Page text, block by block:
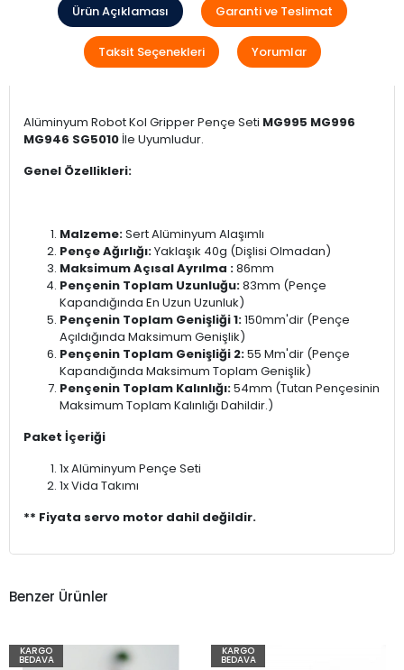
Ürün Açıklaması Garanti ve Teslimat
Taksit Seçenekleri Yorumlar
Alüminyum Robot Kol Gripper Pençe Seti MG995 MG996
MG946 SG5010 İle Uyumludur.
Genel Özellikleri:
Malzeme:Sert Alüminyum Alaşımlı
Pençe Ağırlığı:Yaklaşık 40g (Dişlisi Olmadan)
Maksimum Açısal Ayrılma :86mm
Pençenin Toplam Uzunluğu:83mm (Pençe
Kapandığında En Uzun Uzunluk)
Pençenin Toplam Genişliği 1:150mm'dir (Pençe
Açıldığında Maksimum Genişlik)
Pençenin Toplam Genişliği 2:55 Mm'dir (Pençe
Kapandığında Maksimum Toplam Genişlik)
Pençenin Toplam Kalınlığı:54mm (Tutan Pençesinin
Maksimum Toplam Kalınlığı Dahildir.)
Paket İçeriği
1x Alüminyum Pençe Seti
1x Vida Takımı
** Fiyata servo motor dahil değildir.
Benzer Ürünler
KARGO
BEDAVA
KARGO
BEDAVA